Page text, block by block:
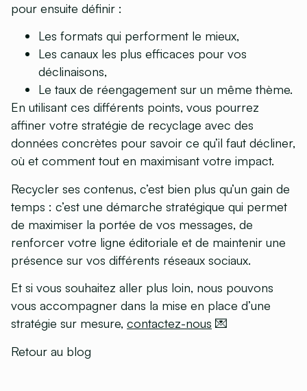
pour ensuite définir :
Les formats qui performent le mieux,
Les canaux les plus efficaces pour vos
déclinaisons,
Le taux de réengagement sur un même thème.
En utilisant ces différents points, vous pourrez
affiner votre stratégie de recyclage avec des
données concrètes pour savoir ce qu’il faut décliner,
où et comment tout en maximisant votre impact.
Recycler ses contenus, c’est bien plus qu’un gain de
temps : c’est une démarche stratégique qui permet
de maximiser la portée de vos messages, de
renforcer votre ligne éditoriale et de maintenir une
présence sur vos différents réseaux sociaux.
Et si vous souhaitez aller plus loin, nous pouvons
vous accompagner dans la mise en place d’une
stratégie sur mesure, contactez-nous 💌
Retour au blog